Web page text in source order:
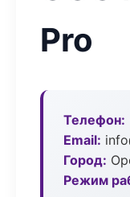
Pro
Телефон:
Email:
Город:
Режим